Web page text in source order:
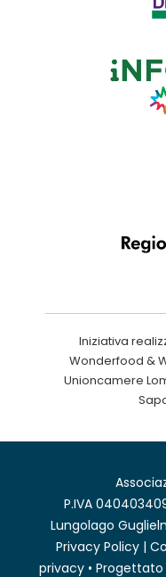
Iniziativa
Wonderfood &
Unioncamere
P.IVA
Lungolago
Privacy Policy |
privacy• Progettato